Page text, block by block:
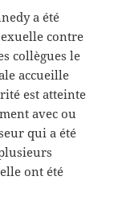
a été
contre
collègues le
accueille
est atteinte
avec ou
qui a été
ont été